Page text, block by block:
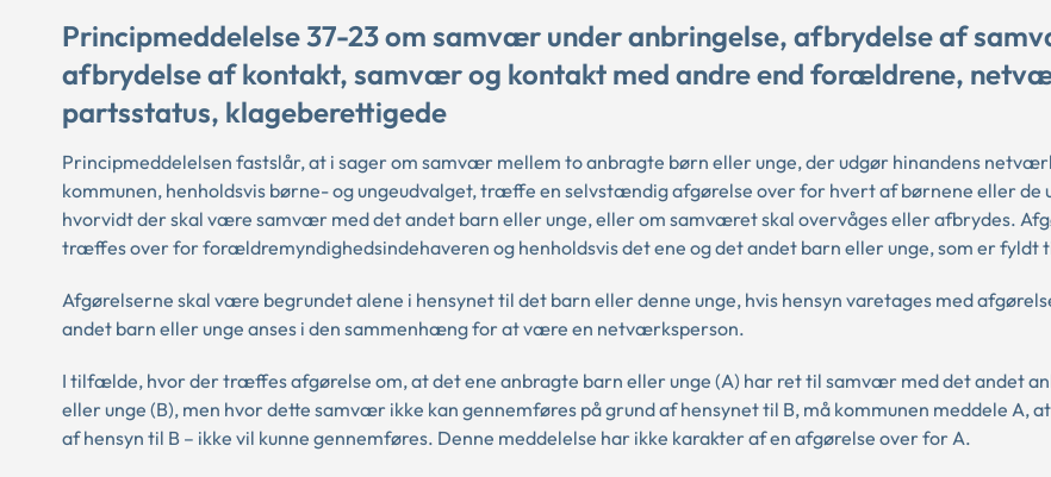
Principmeddelelse 37-23 om samvær under anbringelse, afbrydelse af
afbrydelse af kontakt, samvær og kontakt med andre end forældrene,
partsstatus, klageberettigede
Principmeddelelsen fastslår, at i sager om samvær mellem to anbragte børn eller unge, der udgør hinandens
kommunen, henholdsvis børne- og ungeudvalget, træffe en selvstændig afgørelse over for hvert af børnene eller de
hvorvidt der skal være samvær med det andet barn eller unge, eller om samværet skal overvåges eller afbrydes.
træffes over for forældremyndighedsindehaveren og henholdsvis det ene og det andet barn eller unge, som er fyldt
Afgørelserne skal være begrundet alene i hensynet til det barn eller denne unge, hvis hensyn varetages med
andet barn eller unge anses i den sammenhæng for at være en netværksperson.
I tilfælde, hvor der træffes afgørelse om, at det ene anbragte barn eller unge (A) har ret til samvær med det andet
eller unge (B), men hvor dette samvær ikke kan gennemføres på grund af hensynet til B, må kommunen meddele A,
af hensyn til B – ikke vil kunne gennemføres. Denne meddelelse har ikke karakter af en afgørelse over for A.